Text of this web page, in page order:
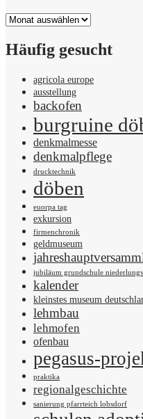
Archiv
Häufig gesucht
agricola europe
ausstellung
backofen
burgruine
denkmalmesse
denkmalpflege
drucktechnik
döben
euorpa tag
exkursion
firmenchronik
geldmuseum
jubiläum grundschule
kalender
kleinstes museum
lehmbau
lehmofen
ofenbau
pegasus-
praktika
regionalgeschichte
sanierung pfarrteich lobsdorf